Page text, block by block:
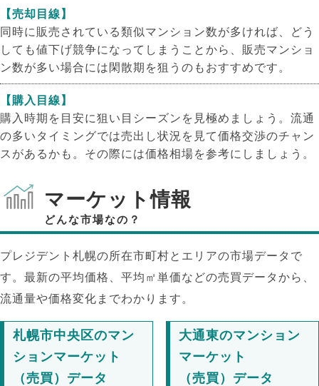
【売却目線】
同時に販売されている類似マンション数が多ければ、どう
しても値下げ競争になってしまうことから、販売マンショ
ン数が多い場合には閑散期を狙うのもおすすめです。
【購入目線】
購入時期を目安に狙い目シーズンを見極めましょう。流通
の多いタイミングでは売出し状況を見て価格交渉のチャン
スがあるかも。その際には価格相場を参考にしましょう。
マーケット情報
どんな市場なの？
プレジデント札幌の所在市町村とエリアの市場データで
す。最新の平均価格、平均㎡単価などの売買データから、
流通量や価格変化までわかります。
札幌市中央区のマン
ションマーケット
（売買）データ
大通東のマンション
マーケット
（売買）データ